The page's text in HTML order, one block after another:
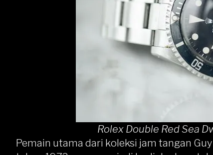
Rolex Double Red Sea
Pemain utama dari koleksi jam tangan